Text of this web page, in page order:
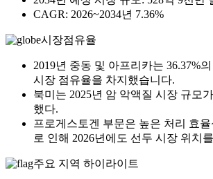
CAGR: 2026~2034년 7.36%
시장점유율
2019년 중동 및 아프리카는 36.37%
시장 점유율을 차지했습니다.
북미는 2025년 암 악액질 시장 규모
했다.
프로게스토겐 부문은 높은 처리 효
로 인해 2026년에도 선두 시장 위치
주요 지역 하이라이트